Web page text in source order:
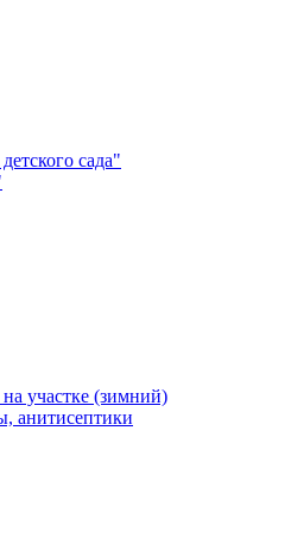
сада"
участке (зимний)
анитисептики